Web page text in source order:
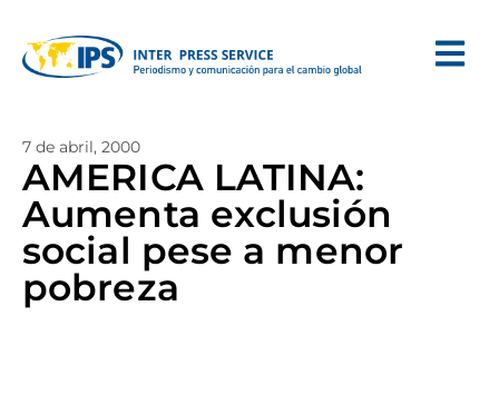
7 de abril, 2000
AMERICA LATINA:
Aumenta exclusión
social pese a menor
pobreza